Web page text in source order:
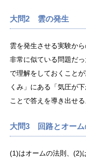
大問2 雲の発生
雲を発生させる実験か
非常に似ている問題だ
で理解をしておくこと
くみ」にある「気圧が
ことで答えを導き出せる
大問3 回路とオーム
(1)はオームの法則、(2)